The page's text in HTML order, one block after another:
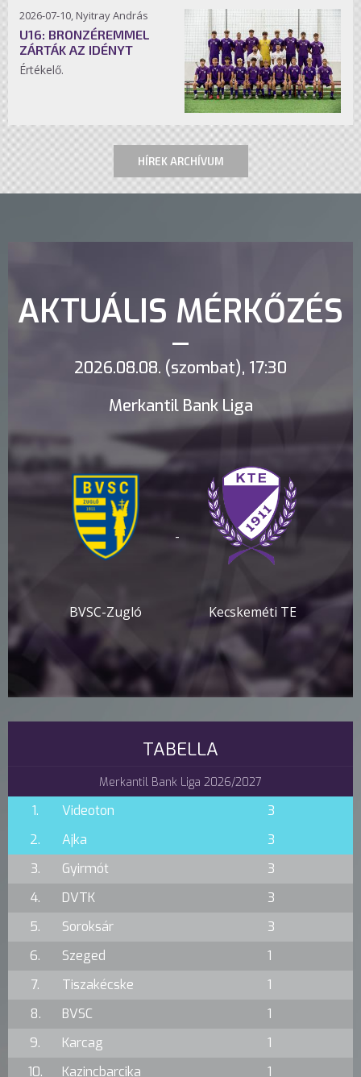
2026-07-10, Nyitray András
U16: BRONZÉREMMEL
ZÁRTÁK AZ IDÉNYT
Értékelő.
HÍREK ARCHÍVUM
AKTUÁLIS MÉRKŐZÉS
2026.08.08. (szombat), 17:30
Merkantil Bank Liga
BVSC-Zugló
-
Kecskeméti TE
TABELLA
Merkantil Bank Liga 2026/2027
1. Videoton
3
2.
Ajka
3
3.
Gyirmót
3
4.
DVTK
3
5.
Soroksár
3
6.
Szeged
1
7.
Tiszakécske
1
8.
BVSC
1
9.
Karcag
1
10.
Kazincbarcika 1